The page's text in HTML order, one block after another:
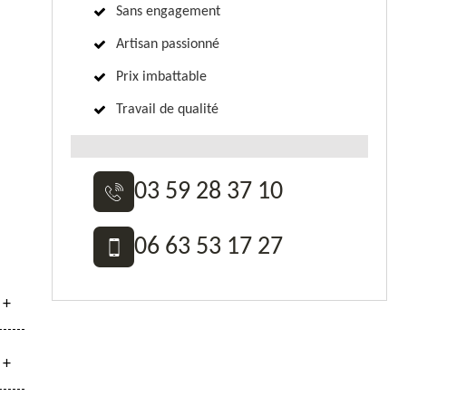
Sans engagement
Artisan passionné
Prix imbattable
Travail de qualité
03 59 28 37 10
06 63 53 17 27